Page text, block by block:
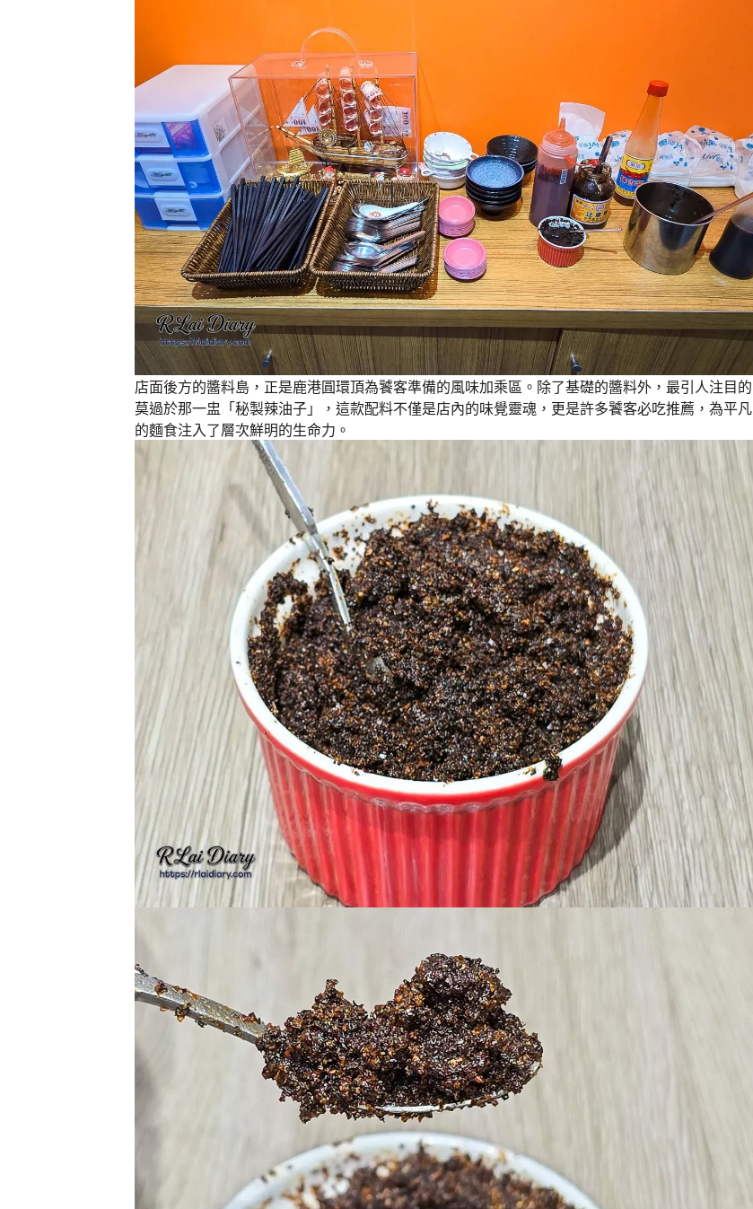
店面後方的醬料島，正是鹿港圓環頂為饕客準備的風味加乘區。除了基礎的醬料外，最引人注目的
莫過於那一盅「秘製辣油子」，這款配料不僅是店內的味覺靈魂，更是許多饕客必吃推薦，為平凡
的麵食注入了層次鮮明的生命力。